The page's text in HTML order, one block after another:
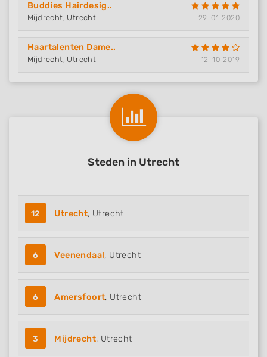
Buddies Hairdesig..
Mijdrecht, Utrecht 29-01-2020
Haartalenten Dame..
Mijdrecht, Utrecht 12-10-2019
Steden in Utrecht
12 Utrecht, Utrecht
6 Veenendaal, Utrecht
6 Amersfoort, Utrecht
3 Mijdrecht, Utrecht